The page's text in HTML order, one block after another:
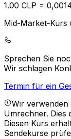
1.00 CLP = 0,
Mid-Market-Kurs
Sprechen Sie
Wir schlagen
Termin für ein
Wir
Umrechner. Dies
Diesen Kurs
Sendekurse